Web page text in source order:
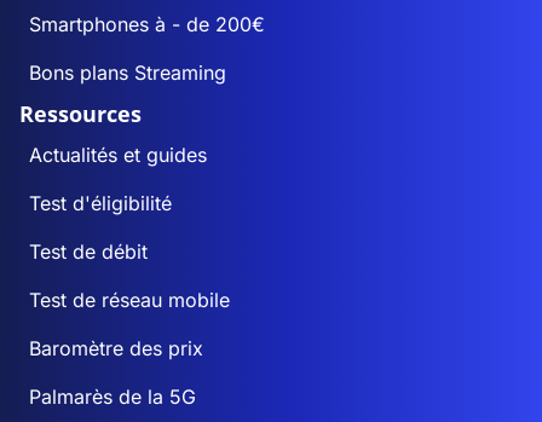
Smartphones à - de 200€
Bons plans Streaming
Ressources
Actualités et guides
Test d'éligibilité
Test de débit
Test de réseau mobile
Baromètre des prix
Palmarès de la 5G